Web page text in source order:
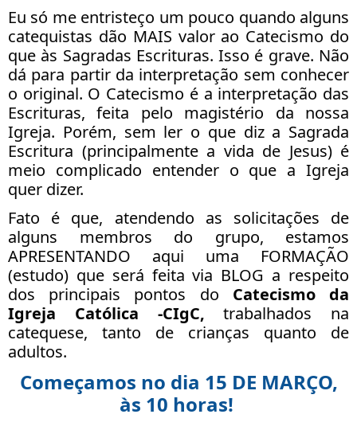
Eu só me entristeço um pouco quando alguns
catequistas dão MAIS valor ao Catecismo do
que às Sagradas Escrituras. Isso é grave. Não
dá para partir da interpretação sem conhecer
o original. O Catecismo é a interpretação das
Escrituras, feita pelo magistério da nossa
Igreja. Porém, sem ler o que diz a Sagrada
Escritura (principalmente a vida de Jesus) é
meio complicado entender o que a Igreja
quer dizer.
Fato é que, atendendo as solicitações de
alguns membros do grupo, estamos
APRESENTANDO aqui uma FORMAÇÃO
(estudo) que será feita via BLOG a respeito
dos principais pontos do Catecismo da
Igreja Católica -CIgC,trabalhados na
catequese, tanto de crianças quanto de
adultos.
Começamos no dia 15 DE MARÇO,
às 10 horas!